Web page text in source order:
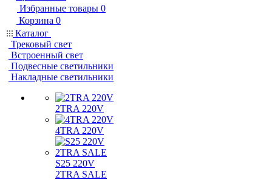
Избранные товары 0
Корзина 0
Каталог
Трековый свет
Встроенный свет
Подвесные светильники
Накладные светильники
2TRA 220V
4TRA 220V
S25 220V
2TRA SALE